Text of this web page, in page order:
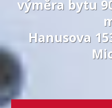
výměra bytu
Hanusova